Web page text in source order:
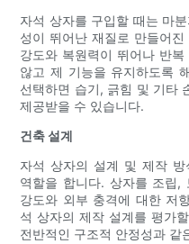
자석 상자를 구입할 때는 마
성이 뛰어난 재질로 만들어
강도와 ​​복원력이 뛰어나 반
않고 제 기능을 유지하도록
선택하면 습기, 긁힘 및 기타
제공받을 수 있습니다.
건축 설계
자석 상자의 설계 및 제작
역할을 합니다. 상자를 조립,
강도와 외부 충격에 대한 저
석 상자의 제작 설계를 평가
전반적인 구조적 안정성과 같